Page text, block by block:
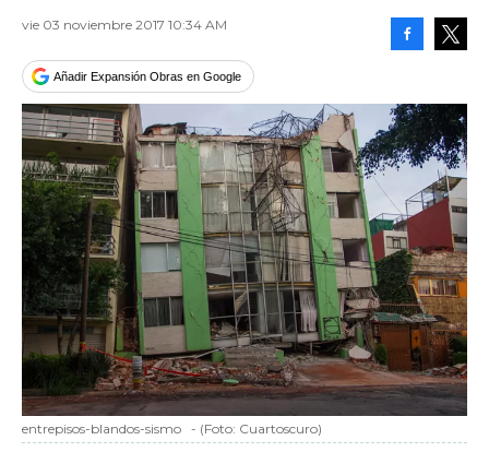
vie 03 noviembre 2017 10:34 AM
Añadir Expansión Obras en Google
entrepisos-blandos-sismo - (Foto: Cuartoscuro)